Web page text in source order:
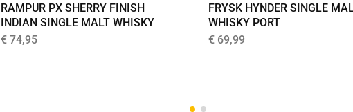
RAMPUR PX SHERRY FINISH
INDIAN SINGLE MALT WHISKY
€ 74,95
FRYSK HYNDER SINGLE
WHISKY PORT
€ 69,99